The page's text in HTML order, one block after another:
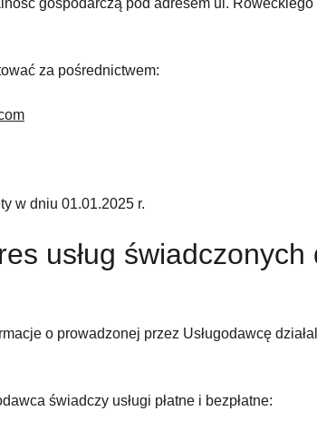
gospodarczą pod adresem ul.
za pośrednictwem:
w dniu 01.01.2025 r.
usług świadczonych
o prowadzonej przez Usługodawcę
świadczy usługi płatne i bezpłatne: